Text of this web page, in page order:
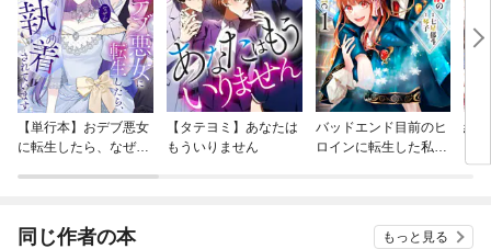
【単行本】おデブ悪女
に転生したら、なぜか
【タテヨミ】あなたは
もういりません
バッドエンド目前のヒ
ロインに転生した私、
結
同じ作者の本 もっと見る